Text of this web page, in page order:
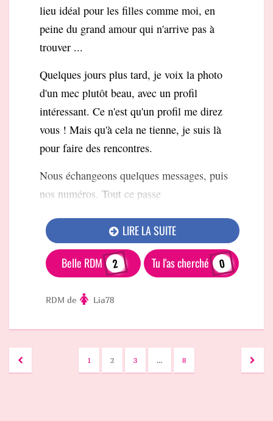
lieu idéal pour les filles comme moi, en
peine du grand amour qui n'arrive pas à
trouver ...
Quelques jours plus tard, je voix la photo
d'un mec plutôt beau, avec un profil
intéressant. Ce n'est qu'un profil me direz
vous ! Mais qu'à cela ne tienne, je suis là
pour faire des rencontres.
Nous échangeons quelques messages, puis
nos numéros. Tout ce passe
LIRE LA SUITE
Belle RDM 2 Tu l'as cherché 0
RDM de Lia78
PAGINATION
DES
1 2 3 … 8